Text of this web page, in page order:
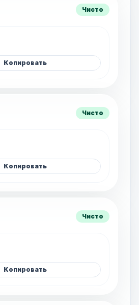
Чисто
Копировать
Чисто
Копировать
Чисто
Копировать